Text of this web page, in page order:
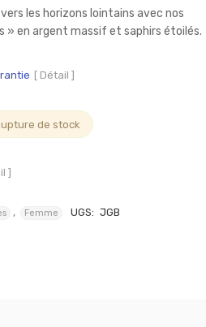
les horizons lointains avec nos
» en argent massif et saphirs étoilés.
[ Détail ]
de stock
]
, Femme UGS: JGB